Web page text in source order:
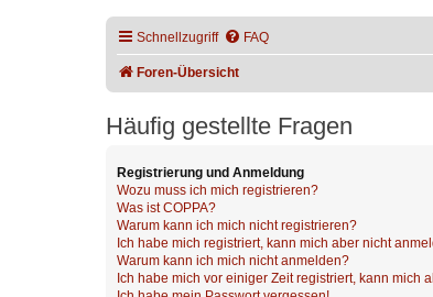
Schnellzugriff FAQ
Foren-Übersicht
Häufig gestellte Fragen
Registrierung und Anmeldung
Wozu muss ich mich registrieren?
Was ist COPPA?
Warum kann ich mich nicht registrieren?
Ich habe mich registriert, kann mich aber nicht
Warum kann ich mich nicht anmelden?
Ich habe mich vor einiger Zeit registriert, kann mich